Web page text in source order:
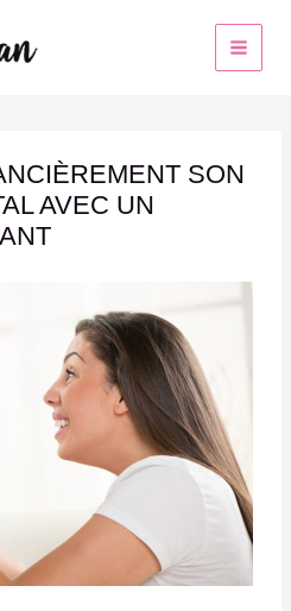
SON
AVEC UN